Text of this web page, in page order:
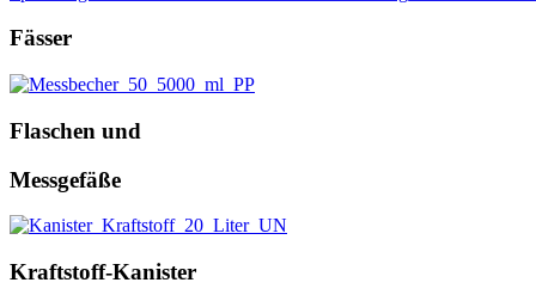
Fässer
Flaschen und
Messgefäße
Kraftstoff-Kanister